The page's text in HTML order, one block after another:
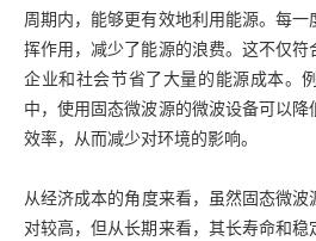
周期内，能够更有效地利用能源。每
挥作用，减少了能源的浪费。这不仅
企业和社会节省了大量的能源成本。
中，使用固态微波源的微波设备可以
效率，从而减少对环境的影响。
从经济成本的角度来看，虽然固态微波
对较高，但从长期来看，其长寿命和